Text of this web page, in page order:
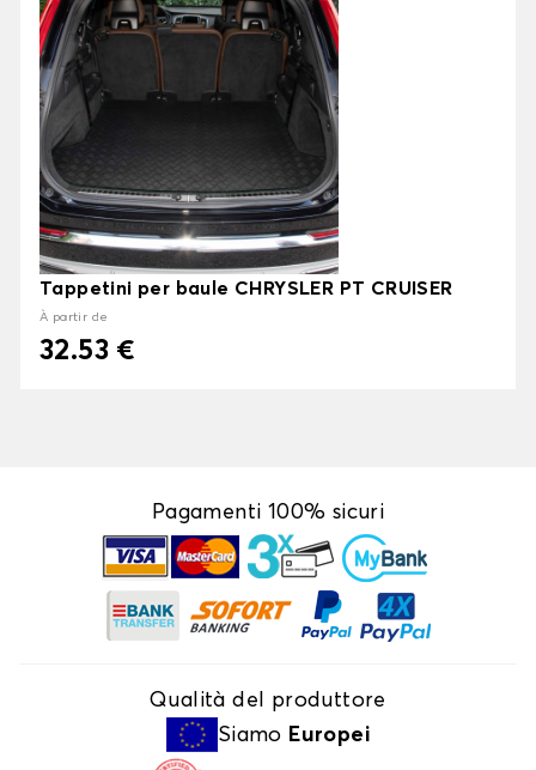
Tappetini per baule CHRYSLER PT CRUISER
À partir de
32.53 €
Pagamenti 100% sicuri
Qualità del produttore
Siamo Europei